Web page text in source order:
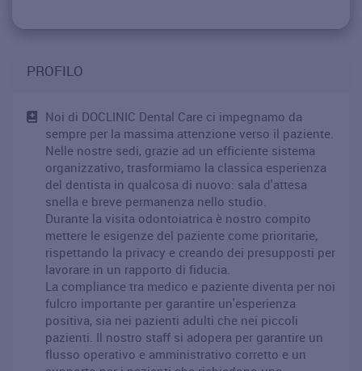
PROFILO
Noi di DOCLINIC Dental Care ci impegnamo da
sempre per la massima attenzione verso il paziente.
Nelle nostre sedi, grazie ad un efficiente sistema
organizzativo, trasformiamo la classica esperienza
del dentista in qualcosa di nuovo: sala d'attesa
snella e breve permanenza nello studio.
Durante la visita odontoiatrica è nostro compito
mettere le esigenze del paziente come prioritarie,
rispettando la privacy e creando dei presupposti per
lavorare in un rapporto di fiducia.
La compliance tra medico e paziente diventa per noi
fulcro importante per garantire un'esperienza
positiva, sia nei pazienti adulti che nei piccoli
pazienti. Il nostro staff si adopera per garantire un
flusso operativo e amministrativo corretto e un